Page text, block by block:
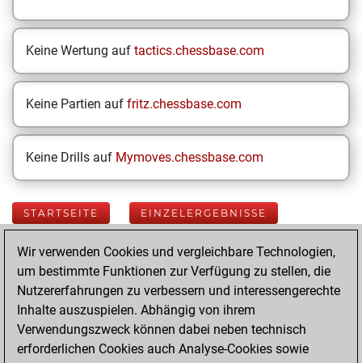
Keine Wertung auf tactics.chessbase.com
Keine Partien auf fritz.chessbase.com
Keine Drills auf Mymoves.chessbase.com
STARTSEITE EINZELERGEBNISSE
Your Latest App
Activity
Yesterday
Wir verwenden Cookies und vergleichbare Technologien,
um bestimmte Funktionen zur Verfügung zu stellen, die
Nutzererfahrungen zu verbessern und interessengerechte
Inhalte auszuspielen. Abhängig von ihrem
Verwendungszweck können dabei neben technisch
erforderlichen Cookies auch Analyse-Cookies sowie